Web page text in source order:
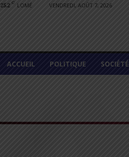
25.2 C LOMÉ VENDREDI, AOÛT 7, 2026
ACCUEIL POLITIQUE SOCIÉTÉ